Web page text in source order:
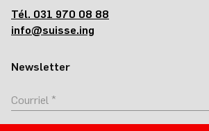
Tél. 031 970 08 88
info@suisse.ing
Newsletter